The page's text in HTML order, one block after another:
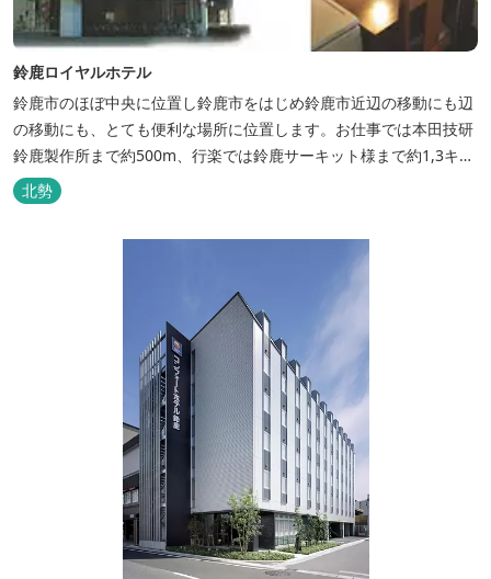
鈴鹿ロイヤルホテル
鈴鹿市のほぼ中央に位置し鈴鹿市をはじめ鈴鹿市近辺の移動にも辺
の移動にも、とても便利な場所に位置します。お仕事では本田技研
鈴鹿製作所まで約500m、行楽では鈴鹿サーキット様まで約1,3キ
ロ、スポーツ行事では鈴鹿スポーツガーデン様まで約3キロととて
も近い場所にあります。亀山市へのアクセスも便利でシャープ亀山
工場では約10キロと鈴鹿市では近い場所となっております。
北勢